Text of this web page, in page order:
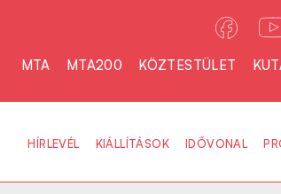
MTA MTA200 KÖZTESTÜLET
HÍRLEVÉL KIÁLLÍTÁSOK IDŐVONAL